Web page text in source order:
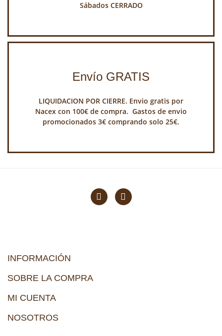
Sábados CERRADO
Envío GRATIS
LIQUIDACION POR CIERRE. Envio gratis por
Nacex con 100€ de compra. Gastos de envio
promocionados 3€ comprando solo 25€.
INFORMACIÓN
SOBRE LA COMPRA
MI CUENTA
NOSOTROS